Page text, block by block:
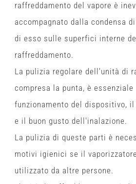
raffreddamento del vapore è
accompagnato dalla condensa
di esso sulle superfici interne
raffreddamento.
La pulizia regolare dell'unità di
compresa la punta, è
funzionamento del dispositivo,
e il buon gusto dell'inalazione.
La pulizia di queste parti è
motivi igienici se il
utilizzato da altre persone.